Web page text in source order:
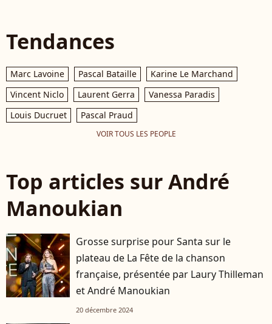
Tendances
Marc Lavoine Pascal Bataille
Karine Le Marchand
Vincent Niclo
Laurent Gerra
Vanessa Paradis
Louis Ducruet
Pascal Praud
VOIR TOUS LES PEOPLE
Top articles sur André
Manoukian
Grosse surprise pour Santa sur le
plateau de La Fête de la chanson
française, présentée par Laury Thilleman
et André Manoukian
20 décembre 2024